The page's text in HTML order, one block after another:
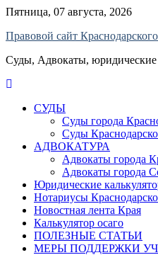
Skip
content
Пятница, 07 августа, 2026
Правовой сайт
Суды, Адвокаты, юридические
СУДЫ
Суды города
Суды
АДВОКАТУРА
Адвокаты города
Адвокаты города
Юридические
Нотариусы
Новостная лента Края
Калькулятор осаго
ПОЛЕЗНЫЕ СТАТЬИ
МЕРЫ ПОДДЕРЖКИ